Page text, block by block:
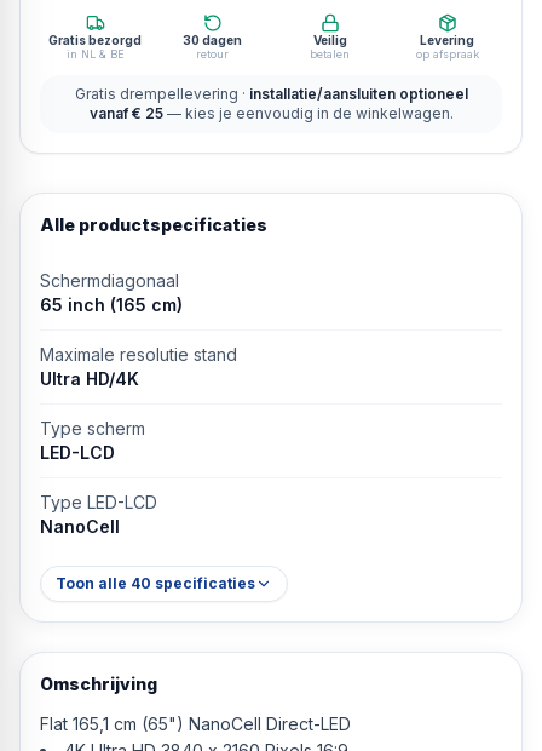
Gratis bezorgd
in NL & BE
30 dagen
retour
Veilig
betalen
Levering
op afspraak
Gratis drempellevering · installatie/aansluiten optioneel
vanaf € 25 — kies je eenvoudig in de winkelwagen.
Alle productspecificaties
Schermdiagonaal
65 inch (165 cm)
Maximale resolutie stand
Ultra HD/4K
Type scherm
LED-LCD
Type LED-LCD
NanoCell
Toon alle 40 specificaties
Omschrijving
Flat 165,1 cm (65") NanoCell Direct-LED